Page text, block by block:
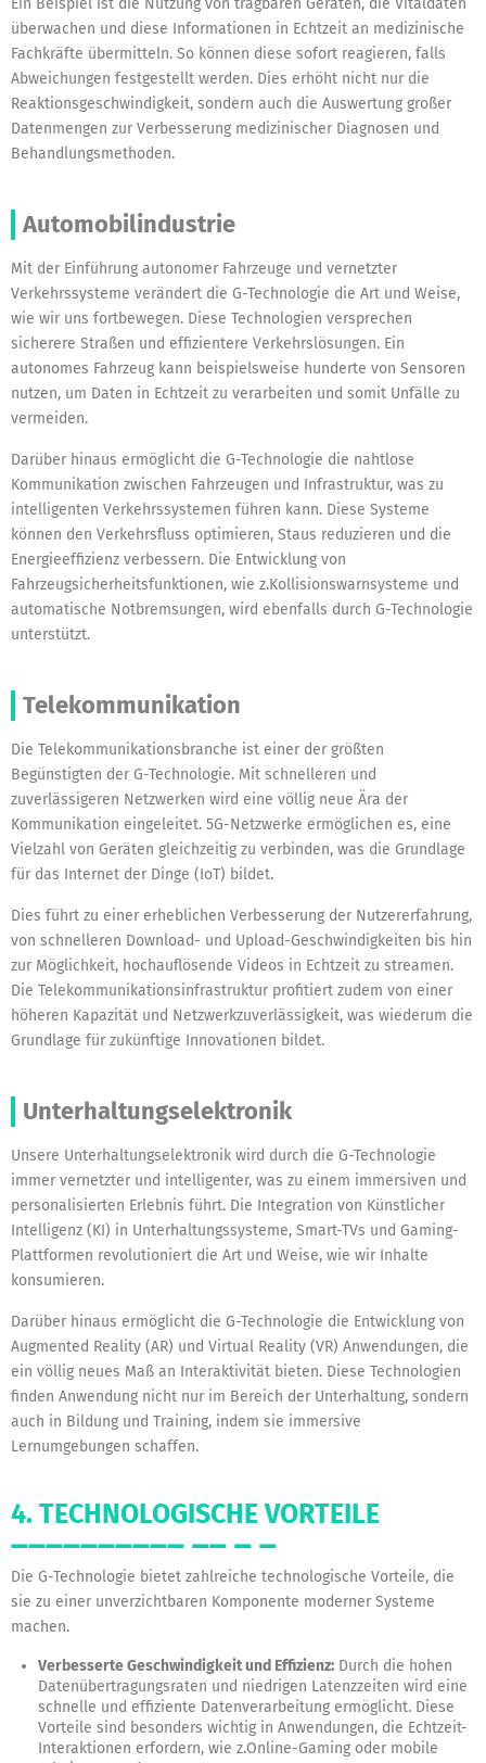
Ein Beispiel ist die Nutzung von tragbaren Geräten, die Vitaldaten
überwachen und diese Informationen in Echtzeit an medizinische
Fachkräfte übermitteln. So können diese sofort reagieren, falls
Abweichungen festgestellt werden. Dies erhöht nicht nur die
Reaktionsgeschwindigkeit, sondern auch die Auswertung großer
Datenmengen zur Verbesserung medizinischer Diagnosen und
Behandlungsmethoden.
Automobilindustrie
Mit der Einführung autonomer Fahrzeuge und vernetzter
Verkehrssysteme verändert die G-Technologie die Art und Weise,
wie wir uns fortbewegen. Diese Technologien versprechen
sicherere Straßen und effizientere Verkehrslösungen. Ein
autonomes Fahrzeug kann beispielsweise hunderte von Sensoren
nutzen, um Daten in Echtzeit zu verarbeiten und somit Unfälle zu
vermeiden.
Darüber hinaus ermöglicht die G-Technologie die nahtlose
Kommunikation zwischen Fahrzeugen und Infrastruktur, was zu
intelligenten Verkehrssystemen führen kann. Diese Systeme
können den Verkehrsfluss optimieren, Staus reduzieren und die
Energieeffizienz verbessern. Die Entwicklung von
Fahrzeugsicherheitsfunktionen, wie z.Kollisionswarnsysteme und
automatische Notbremsungen, wird ebenfalls durch G-Technologie
unterstützt.
Telekommunikation
Die Telekommunikationsbranche ist einer der größten
Begünstigten der G-Technologie. Mit schnelleren und
zuverlässigeren Netzwerken wird eine völlig neue Ära der
Kommunikation eingeleitet. 5G-Netzwerke ermöglichen es, eine
Vielzahl von Geräten gleichzeitig zu verbinden, was die Grundlage
für das Internet der Dinge (IoT) bildet.
Dies führt zu einer erheblichen Verbesserung der Nutzererfahrung,
von schnelleren Download- und Upload-Geschwindigkeiten bis hin
zur Möglichkeit, hochauflösende Videos in Echtzeit zu streamen.
Die Telekommunikationsinfrastruktur profitiert zudem von einer
höheren Kapazität und Netzwerkzuverlässigkeit, was wiederum die
Grundlage für zukünftige Innovationen bildet.
Unterhaltungselektronik
Unsere Unterhaltungselektronik wird durch die G-Technologie
immer vernetzter und intelligenter, was zu einem immersiven und
personalisierten Erlebnis führt. Die Integration von Künstlicher
Intelligenz (KI) in Unterhaltungssysteme, Smart-TVs und Gaming-
Plattformen revolutioniert die Art und Weise, wie wir Inhalte
konsumieren.
Darüber hinaus ermöglicht die G-Technologie die Entwicklung von
Augmented Reality (AR) und Virtual Reality (VR) Anwendungen, die
ein völlig neues Maß an Interaktivität bieten. Diese Technologien
finden Anwendung nicht nur im Bereich der Unterhaltung, sondern
auch in Bildung und Training, indem sie immersive
Lernumgebungen schaffen.
4. TECHNOLOGISCHE VORTEILE
Die G-Technologie bietet zahlreiche technologische Vorteile, die
sie zu einer unverzichtbaren Komponente moderner Systeme
machen.
Verbesserte Geschwindigkeit und Effizienz: Durch die hohen
Datenübertragungsraten und niedrigen Latenzzeiten wird eine
schnelle und effiziente Datenverarbeitung ermöglicht. Diese
Vorteile sind besonders wichtig in Anwendungen, die Echtzeit-
Interaktionen erfordern, wie z.Online-Gaming oder mobile